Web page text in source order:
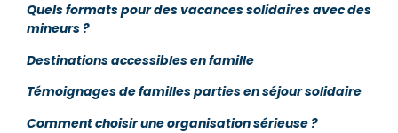
Quels formats pour des vacances solidaires avec des
mineurs ?
Destinations accessibles en famille
Témoignages de familles parties en séjour solidaire
Comment choisir une organisation sérieuse ?